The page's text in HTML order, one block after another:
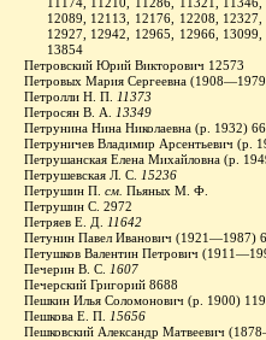
11174, 11210, 11286, 11321,
12089, 12113, 12176, 12208,
12927, 12942, 12965, 12966,
13854
Петровский Юрий Викторович 12573
Петровых Мария Сергеевна
Петролли Н. П. 11373
Петросян В. А. 13349
Петрунина Нина Николаевна (р. 1932)
Петруничев Владимир Арсентьевич (р.
Петрушанская Елена Михайловна (р.
Петрушевская Л. С. 15236
Петрушин П. см. Пьяных М. Ф.
Петрушин С. 2972
Петряев Е. Д. 11642
Петунин Павел Иванович (1921—1987)
Петушков Валентин Петрович
Печерин В. С. 1607
Печерский Григорий 8688
Пешкин Илья Соломонович (р. 1900)
Пешкова Е. П. 15656
Пешковский Александр Матвеевич